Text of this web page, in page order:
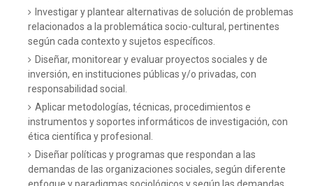
Investigar y plantear alternativas de solución de problemas
relacionados a la problemática socio-cultural, pertinentes
según cada contexto y sujetos específicos.
Diseñar, monitorear y evaluar proyectos sociales y de
inversión, en instituciones públicas y/o privadas, con
responsabilidad social.
Aplicar metodologías, técnicas, procedimientos e
instrumentos y soportes informáticos de investigación, con
ética científica y profesional.
Diseñar políticas y programas que respondan a las
demandas de las organizaciones sociales, según diferente